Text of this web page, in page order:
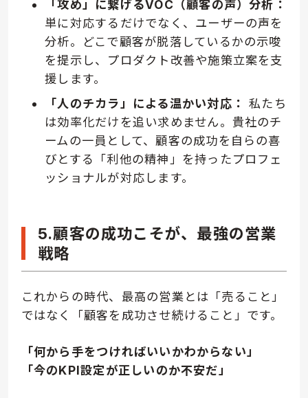
「攻め」に繋げるVOC（顧客の声）分析：
単に対応するだけでなく、ユーザーの声を
分析。どこで顧客が脱落しているかの示唆
を提示し、プロダクト改善や施策立案を支
援します。
「人のチカラ」による温かい対応：
私たち
は効率化だけを追い求めません。貴社のチ
ームの一員として、顧客の成功を自らの喜
びとする「利他の精神」を持ったプロフェ
ッショナルが対応します。
5.顧客の成功こそが、最強の営業
戦略
これからの時代、最高の営業とは「売ること」
ではなく「顧客を成功させ続けること」です。
「何から手をつければいいかわからない」
「今のKPI設定が正しいのか不安だ」